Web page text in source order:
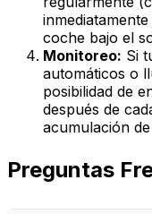
coche bajo el
Monitoreo: Si
automáticos o
posibilidad de
después de
acumulación
Preguntas